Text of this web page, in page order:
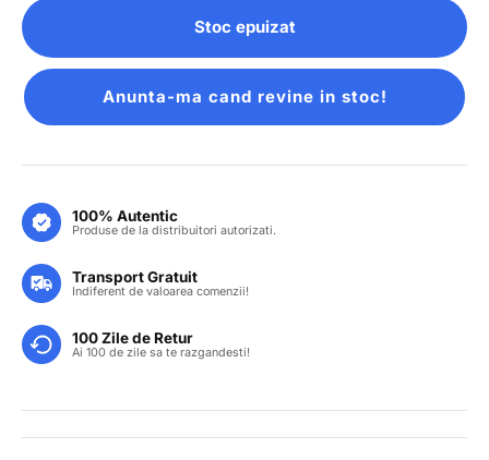
Stoc epuizat
Anunta-ma cand revine in stoc!
100% Autentic
Produse de la distribuitori autorizati.
Transport Gratuit
Indiferent de valoarea comenzii!
100 Zile de Retur
Ai 100 de zile sa te razgandesti!